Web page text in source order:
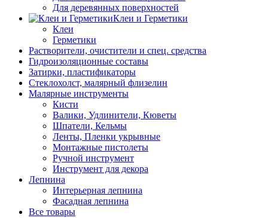
Для деревянных поверхностей
Клеи и Герметики
Клеи
Герметики
Растворители, очистители и спец. средства
Гидроизоляционные составы
Затирки, пластификаторы
Стеклохолст, малярный флизелин
Малярные инструменты
Кисти
Валики, Удлинители, Кюветы
Шпатели, Кельмы
Ленты, Пленки укрывные
Монтажные пистолеты
Ручной инструмент
Инструмент для декора
Лепнина
Интерьерная лепнина
Фасадная лепнина
Все товары